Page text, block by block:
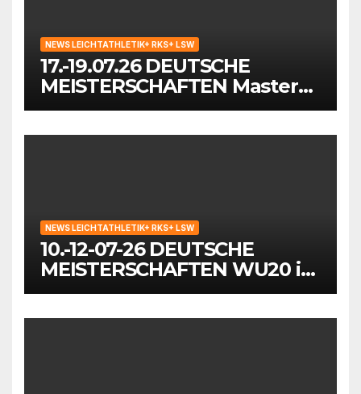
NEWS LEICHTATHLETIK+ RKS+ LSW
17.-19.07.26 DEUTSCHE
MEISTERSCHAFTEN Masters
in Mönchengladbach
NEWS LEICHTATHLETIK+ RKS+ LSW
10.-12-07-26 DEUTSCHE
MEISTERSCHAFTEN WU20 in
Wattenscheid-Bochum